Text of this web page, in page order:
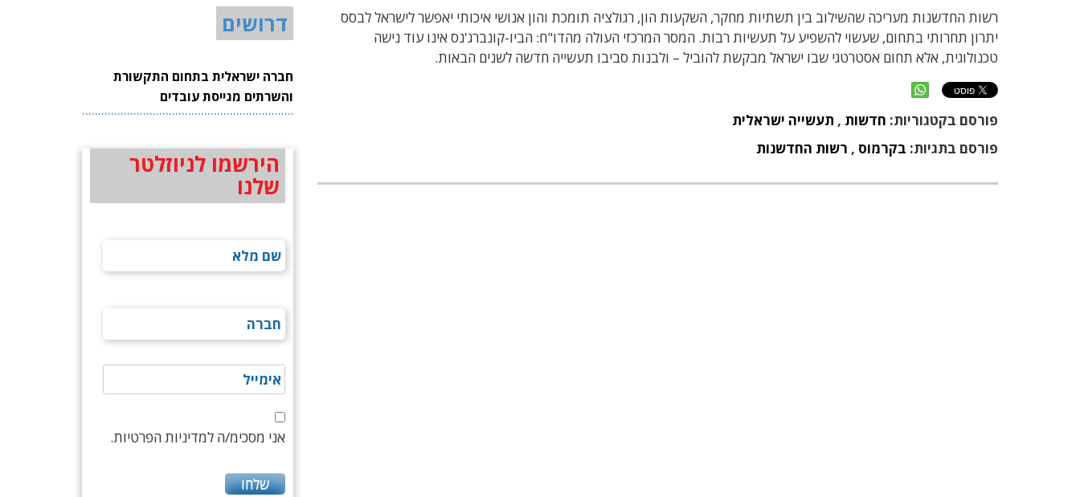
רשות החדשנות מעריכה שהשילוב בין תשתיות מחקר, השקעות הון, רגולציה תומכת והון אנושי איכותי יאפשר לישראל לבסס
יתרון תחרותי בתחום, שעשוי להשפיע על תעשיות רבות. המסר המרכזי העולה מהדו"ח: הביו-קונברג'נס אינו עוד נישה
טכנולוגית, אלא תחום אסטרטגי שבו ישראל מבקשת להוביל – ולבנות סביבו תעשייה חדשה לשנים הבאות.
פורסם בקטגוריות: חדשות , תעשייה ישראלית
פורסם בתגיות: בקרמוס , רשות החדשנות
דרושים
חברה ישראלית בתחום התקשורת
והשרתים מגייסת עובדים
הירשמו לניוזלטר
שלנו
אני מסכימ/ה למדיניות הפרטיות.